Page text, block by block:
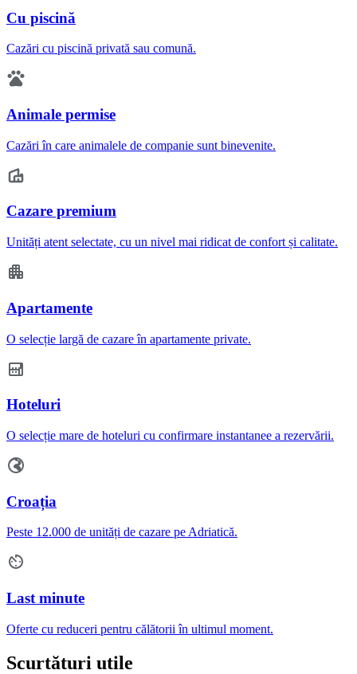
Cu piscină
Cazări cu piscină privată sau comună.
Animale permise
Cazări în care animalele de companie sunt binevenite.
Cazare premium
Unități atent selectate, cu un nivel mai ridicat de confort și calitate.
Apartamente
O selecție largă de cazare în apartamente private.
Hoteluri
O selecție mare de hoteluri cu confirmare instantanee a rezervării.
Croația
Peste 12.000 de unități de cazare pe Adriatică.
Last minute
Oferte cu reduceri pentru călătorii în ultimul moment.
Scurtături utile